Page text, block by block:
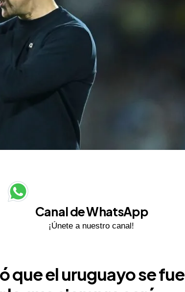
Canal de WhatsApp
¡Únete a nuestro canal!
que el uruguayo se fue